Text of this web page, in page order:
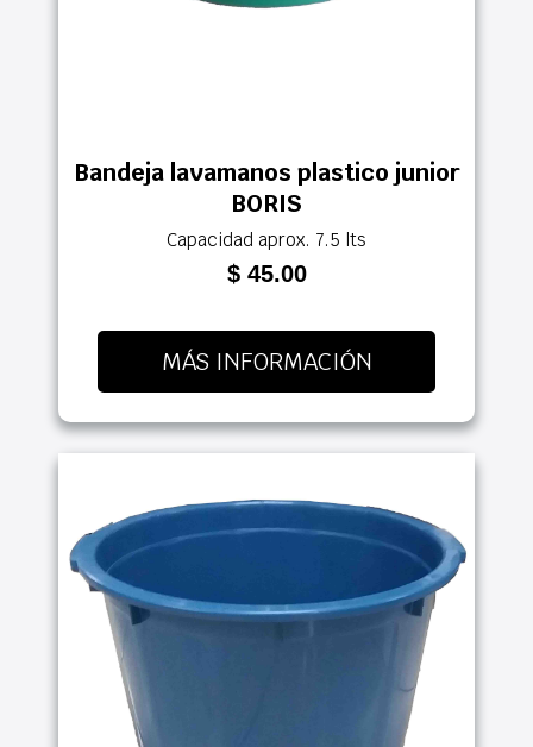
Bandeja lavamanos plastico junior
BORIS
Capacidad aprox. 7.5 lts
$ 45.00
MÁS INFORMACIÓN